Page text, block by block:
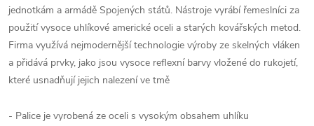
jednotkám a armádě Spojených států. Nástroje vyrábí řemeslníci za
použití vysoce uhlíkové americké oceli a starých kovářských metod.
Firma využívá nejmodernější technologie výroby ze skelných vláken
a přidává prvky, jako jsou vysoce reflexní barvy vložené do rukojetí,
které usnadňují jejich nalezení ve tmě
- Palice je vyrobená ze oceli s vysokým obsahem uhlíku